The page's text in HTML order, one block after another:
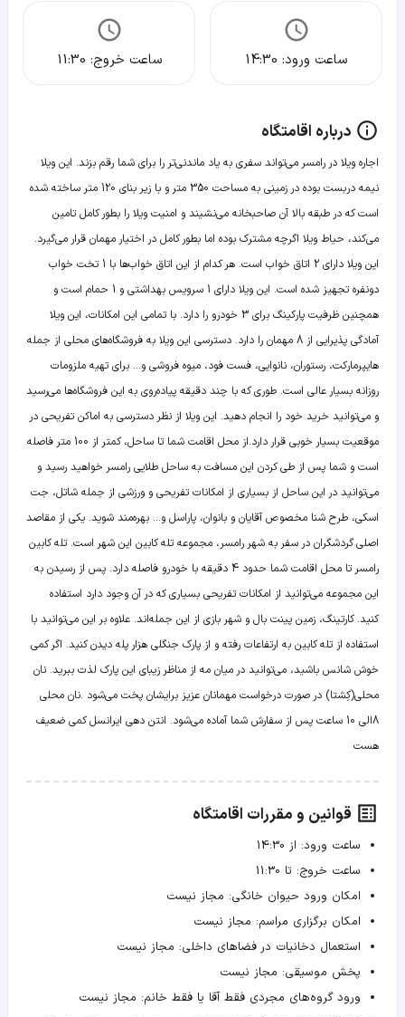
ساعت ورود: 14:30 ساعت خروج: 11:30
درباره اقامتگاه
اجاره ویلا در رامسر می‌تواند سفری به یاد ماندنی‌تر را برای شما رقم بزند. این ویلا
نیمه دربست بوده در زمینی به مساحت 350 متر و با زیر بنای 120 متر ساخته شده
است که در طبقه بالا آن صاحبخانه می‌نشیند و امنیت ویلا را بطور کامل تامین
می‌کند، حیاط ویلا اگرچه مشترک بوده اما بطور کامل در اختیار مهمان قرار می‌گیرد.
این ویلا دارای 2 اتاق خواب است. هر کدام از این اتاق خواب‌ها با 1 تخت خواب
دونفره تجهیز شده است. این ویلا دارای 1 سرویس بهداشتی و 1 حمام است و
همچنین ظرفیت پارکینگ برای 3 خودرو را دارد. با تمامی این امکانات، این ویلا
آمادگی پذیرایی از 8 مهمان را دارد. دسترسی این ویلا به فروشگاه‌های محلی از جمله
هایپرمارکت، رستوران، نانوایی، فست فود، میوه فروشی و... برای تهیه ملزومات
روزانه بسیار عالی است. طوری که با چند دقیقه پیاده‌روی به این فروشگاه‌ها می‌رسید
و می‌توانید خرید خود را انجام دهید. این ویلا از نظر دسترسی به اماکن تفریحی در
موقعیت بسیار خوبی قرار دارد.از محل اقامت شما تا ساحل، کمتر از 100 متر فاصله
است و شما پس از طی کردن این مسافت به ساحل طلایی رامسر خواهید رسید و
می‌توانید در این ساحل از بسیاری از امکانات تفریحی و ورزشی از جمله شاتل، جت
اسکی، طرح شنا مخصوص آقایان و بانوان، پاراسل و... بهره‌مند شوید. یکی از مقاصد
اصلی گردشگران در سفر به شهر رامسر، مجموعه تله کابین این شهر است. تله کابین
رامسر تا محل اقامت شما حدود 4 دقیقه با خودرو فاصله دارد. پس از رسیدن به
این مجموعه می‌توانید از امکانات تفریحی بسیاری که در آن وجود دارد استفاده
کنید. کارتینگ، زمین پینت بال و شهر بازی از این جمله‌اند. علاوه بر این می‌توانید با
استفاده از تله کابین به ارتفاعات رفته و از پارک جنگلی هزار پله دیدن کنید. اگر کمی
خوش شانس باشید، می‌توانید در میان مه از مناظر زیبای این پارک لذت ببرید. نان
محلی(کِشتا) در صورت درخواست مهمانان عزیز برایشان پخت می‌شود .نان محلی
8الی 10 ساعت پس از سفارش شما آماده می‌شود. انتن دهی ایرانسل کمی ضعیف
هست
قوانین و مقررات اقامتگاه
ساعت ورود: از 14:30
ساعت خروج: تا 11:30
امکان ورود حیوان خانگی: مجاز نیست
امکان برگزاری مراسم: مجاز نیست
استعمال دخانیات در فضاهای داخلی: مجاز نیست
پخش موسیقی: مجاز نیست
ورود گروه‌های مجردی فقط آقا یا فقط خانم: مجاز نیست